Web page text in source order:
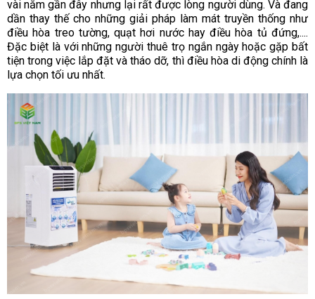
vài năm gần đây nhưng lại rất được lòng người dùng. Và đang
dần thay thế cho những giải pháp làm mát truyền thống như
điều hòa treo tường, quạt hơi nước hay điều hòa tủ đứng,....
Đặc biệt là với những người thuê trọ ngắn ngày hoặc gặp bất
tiện trong việc lắp đặt và tháo dỡ, thì điều hòa di động chính là
lựa chọn tối ưu nhất.